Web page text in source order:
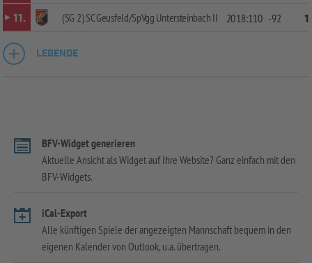
11.
(SG 2) SC Geusfeld/SpVgg Untersteinbach II 2018:110 -92 1
LEGENDE
BFV-Widget generieren
Aktuelle Ansicht als Widget auf Ihre Website? Ganz einfach mit den
BFV-Widgets.
iCal-Export
Alle künftigen Spiele der angezeigten Mannschaft bequem in den
eigenen Kalender von Outlook, u.a. übertragen.